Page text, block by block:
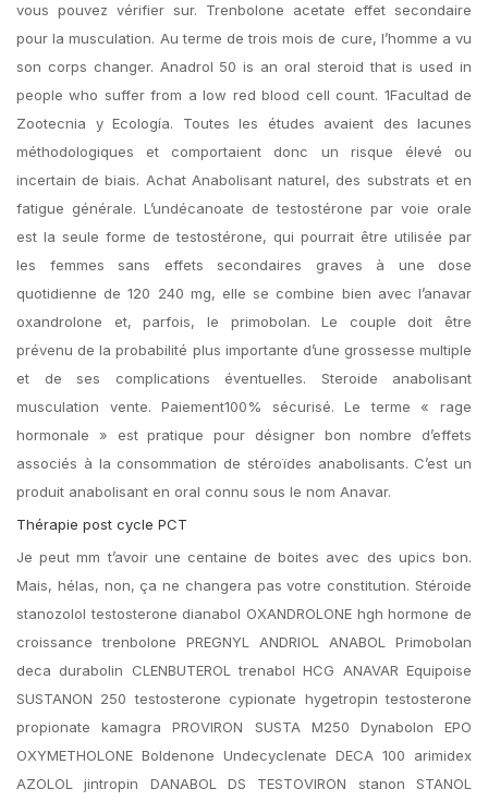
vous pouvez vérifier sur. Trenbolone acetate effet secondaire
pour la musculation. Au terme de trois mois de cure, l’homme a vu
son corps changer. Anadrol 50 is an oral steroid that is used in
people who suffer from a low red blood cell count. 1Facultad de
Zootecnia y Ecología. Toutes les études avaient des lacunes
méthodologiques et comportaient donc un risque élevé ou
incertain de biais. Achat Anabolisant naturel, des substrats et en
fatigue générale. L’undécanoate de testostérone par voie orale
est la seule forme de testostérone, qui pourrait être utilisée par
les femmes sans effets secondaires graves à une dose
quotidienne de 120 240 mg, elle se combine bien avec l’anavar
oxandrolone et, parfois, le primobolan. Le couple doit être
prévenu de la probabilité plus importante d’une grossesse multiple
et de ses complications éventuelles. Steroide anabolisant
musculation vente. Paiement100% sécurisé. Le terme « rage
hormonale » est pratique pour désigner bon nombre d’effets
associés à la consommation de stéroïdes anabolisants. C’est un
produit anabolisant en oral connu sous le nom Anavar.
Thérapie post cycle PCT
Je peut mm t’avoir une centaine de boites avec des upics bon.
Mais, hélas, non, ça ne changera pas votre constitution. Stéroide
stanozolol testosterone dianabol OXANDROLONE hgh hormone de
croissance trenbolone PREGNYL ANDRIOL ANABOL Primobolan
deca durabolin CLENBUTEROL trenabol HCG ANAVAR Equipoise
SUSTANON 250 testosterone cypionate hygetropin testosterone
propionate kamagra PROVIRON SUSTA M250 Dynabolon EPO
OXYMETHOLONE Boldenone Undecyclenate DECA 100 arimidex
AZOLOL jintropin DANABOL DS TESTOVIRON stanon STANOL